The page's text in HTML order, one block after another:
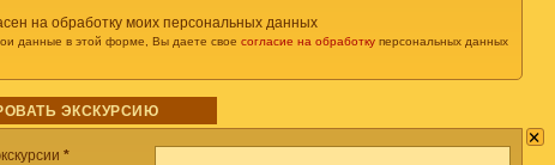
на обработку моих персональных данных
данные в этой форме, Вы даете свое согласие на обработку персональных данных
ЭКСКУРСИЮ
×
*